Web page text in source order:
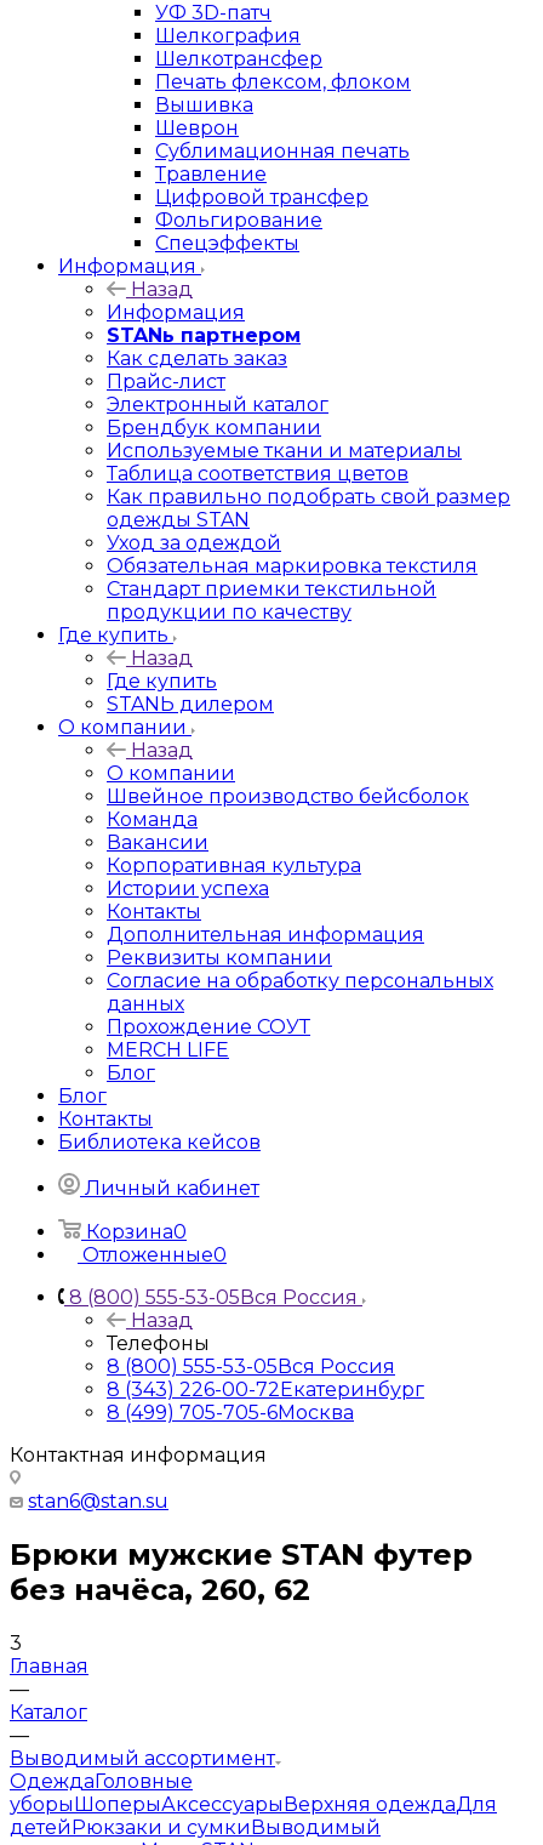
УФ 3D-патч
Шелкография
Шелкотрансфер
Печать флексом, флоком
Вышивка
Шеврон
Сублимационная печать
Травление
Цифровой трансфер
Фольгирование
Спецэффекты
Информация
Назад
Информация
STANь партнером
Как сделать заказ
Прайс-лист
Электронный каталог
Брендбук компании
Используемые ткани и материалы
Таблица соответствия цветов
Как правильно подобрать свой размер
одежды STAN
Уход за одеждой
Обязательная маркировка текстиля
Стандарт приемки текстильной
продукции по качеству
Где купить
Назад
Где купить
STANЬ дилером
О компании
Назад
О компании
Швейное производство бейсболок
Команда
Вакансии
Корпоративная культура
Истории успеха
Контакты
Дополнительная информация
Реквизиты компании
Согласие на обработку персональных
данных
Прохождение СОУТ
MERCH LIFE
Блог
Блог
Контакты
Библиотека кейсов
Личный кабинет
Корзина0
Отложенные0
8 (800) 555-53-05Вся Россия
Назад
Телефоны
8 (800) 555-53-05Вся Россия
8 (343) 226-00-72Екатеринбург
8 (499) 705-705-6Москва
Контактная информация
stan6@stan.su
Брюки мужские STAN футер
без начёса, 260, 62
3
Главная
—
Каталог
—
Выводимый ассортимент
ОдеждаГоловные
уборыШоперыАксессуарыВерхняя одеждаДля
детейРюкзаки и сумкиВыводимый